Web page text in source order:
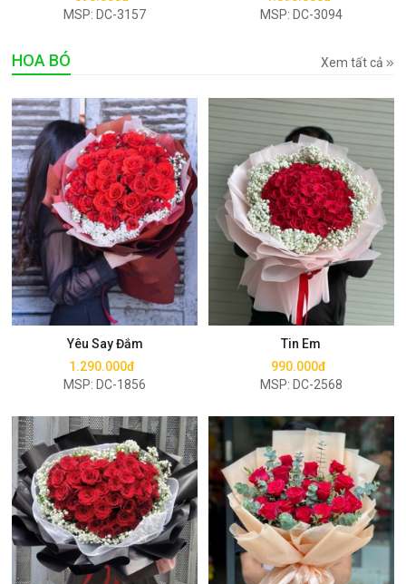
MSP: DC-3157
MSP: DC-3094
HOA BÓ Xem tất cả
Yêu Say Đắm
1.290.000đ
MSP: DC-1856
Mua ngay
Tin Em
990.000đ
MSP: DC-2568
Mua ngay